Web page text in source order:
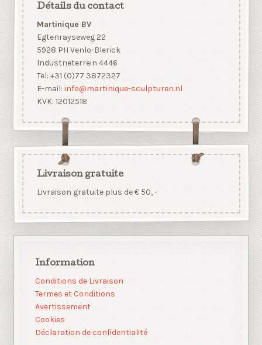
Détails du contact
Martinique BV
Egtenrayseweg 22
5928 PH Venlo-Blerick
Industrieterrein 4446
Tel: +31 (0)77 3872327
E-mail: info@martinique-sculpturen.nl
KVK: 12012518
Livraison gratuite
Livraison gratuite plus de € 50, -
Information
Conditions de Livraison
Termes et Conditions
Avertissement
Cookies
Déclaration de confidentialité